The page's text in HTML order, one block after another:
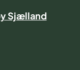
Sjælland